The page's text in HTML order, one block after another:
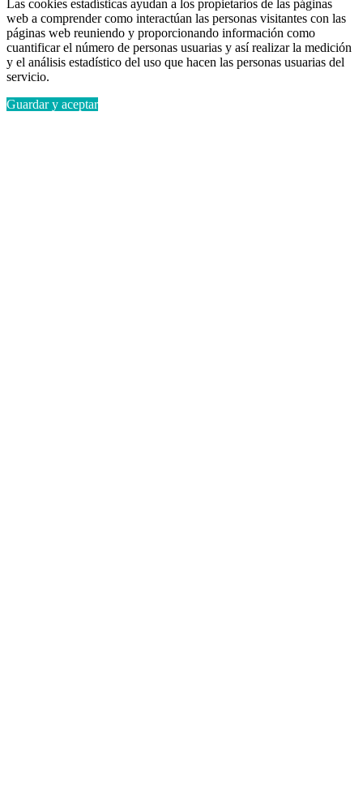
Las cookies estadísticas ayudan a los propietarios de las páginas
web a comprender como interactúan las personas visitantes con las
páginas web reuniendo y proporcionando información como
cuantificar el número de personas usuarias y así realizar la medición
y el análisis estadístico del uso que hacen las personas usuarias del
servicio.
Guardar y aceptar